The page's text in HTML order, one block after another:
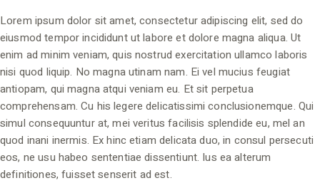
Lorem ipsum dolor sit amet, consectetur adipiscing elit, sed do
eiusmod tempor incididunt ut labore et dolore magna aliqua. Ut
enim ad minim veniam, quis nostrud exercitation ullamco laboris
nisi quod liquip. No magna utinam nam. Ei vel mucius feugiat
antiopam, qui magna atqui veniam eu. Et sit perpetua
comprehensam. Cu his legere delicatissimi conclusionemque. Qui
simul consequuntur at, mei veritus facilisis splendide eu, mel an
quod inani inermis. Ex hinc etiam delicata duo, in consul persecuti
eos, ne usu habeo sententiae dissentiunt. Ius ea alterum
definitiones, fuisset senserit ad est.